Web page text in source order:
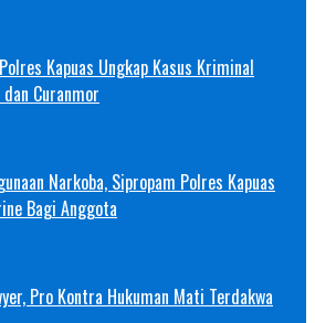
Kapuas Ungkap Kasus Kriminal
Curanmor
Narkoba, Sipropam Polres Kapuas
Bagi Anggota
Pro Kontra Hukuman Mati Terdakwa